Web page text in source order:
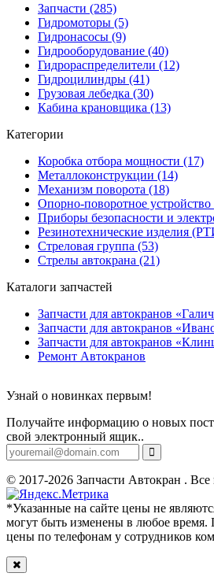
Запчасти (285)
Гидромоторы (5)
Гидронасосы (9)
Гидрооборудование (40)
Гидрораспределители (12)
Гидроцилиндры (41)
Грузовая лебедка (30)
Кабина крановщика (13)
Категории
Коробка отбора мощности (17)
Металлоконструкции (14)
Механизм поворота (18)
Опорно-поворотное устройство
Приборы безопасности и
Резинотехнические изделия
Стреловая группа (53)
Стрелы автокрана (21)
Каталоги запчастей
Запчасти для автокранов
Запчасти для автокранов
Запчасти для автокранов
Ремонт Автокранов
Узнай о новинках первым!
Получайте информацию о новых
свой электронный ящик..
© 2017-2026 Запчасти Автокран .
*Указанные на сайте цены не
могут быть изменены в любое время.
цены по телефонам у сотрудников